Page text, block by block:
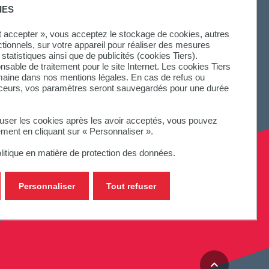
accepter », vous acceptez le stockage de cookies, autres
sur votre appareil pour réaliser des mesures
ainsi que de publicités (cookies Tiers).
de traitement pour le site Internet. Les cookies Tiers
dans nos mentions légales. En cas de refus ou
vos paramètres seront sauvegardés pour une durée
les cookies après les avoir acceptés, vous pouvez
en cliquant sur « Personnaliser ».
en matière de protection des données.
Tout refuser
Personnaliser